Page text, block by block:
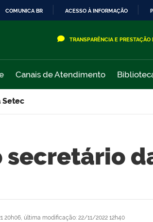
COMUNICA BR ACESSO À INFORMAÇÃO
TRANSPARÊNCIA E PRESTAÇÃO
Canais de Atendimento
Setec
secretário
20h06, última modificação: 22/11/2022 12h40